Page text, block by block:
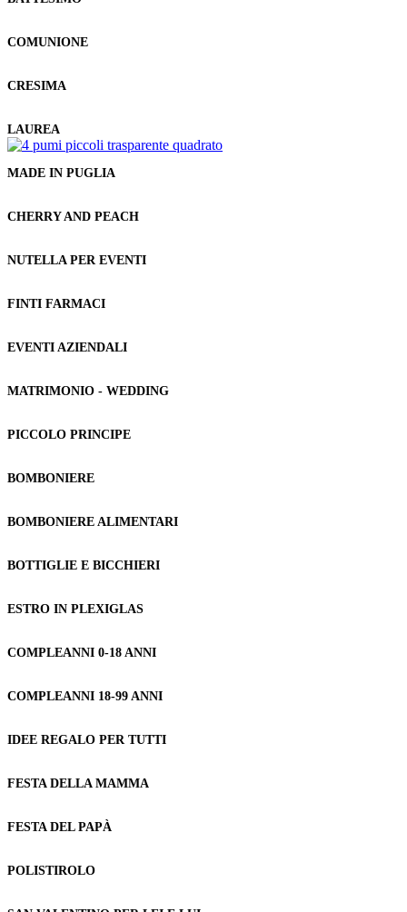
COMUNIONE
CRESIMA
LAUREA
MADE IN PUGLIA
CHERRY AND PEACH
NUTELLA PER EVENTI
FINTI FARMACI
EVENTI AZIENDALI
MATRIMONIO - WEDDING
PICCOLO PRINCIPE
BOMBONIERE
BOMBONIERE ALIMENTARI
BOTTIGLIE E BICCHIERI
ESTRO IN PLEXIGLAS
COMPLEANNI 0-18 ANNI
COMPLEANNI 18-99 ANNI
IDEE REGALO PER TUTTI
FESTA DELLA MAMMA
FESTA DEL PAPÀ
POLISTIROLO